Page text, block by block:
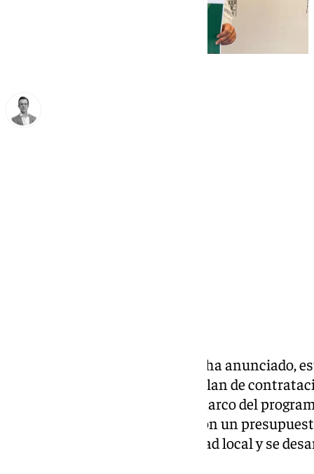
ha anunciado,
lanzamiento de un ambicioso plan de
personas del municipio, en el marco del
de Andalucía. Este programa, con un
objetivo mejorar la empleabilidad local y se